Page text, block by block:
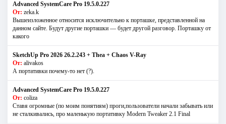
Advanced SystemCare Pro 19.5.0.227
От: zeka.k
Вышеизложенное относится исключительно к порташке, представленной на
данном сайте. Будут другие порташки — будет другой разговор. Порташку от
какого
SketchUp Pro 2026 26.2.243 + Thea + Chaos V-Ray
От: alivakos
А портативки почему-то нет (?).
Advanced SystemCare Pro 19.5.0.227
От: coliza
Ставя огромные (по моим понятиям) проги,пользователи начали забывать или
не сталкивались, про маленькую портативку Modern Tweaker 2.1 Final